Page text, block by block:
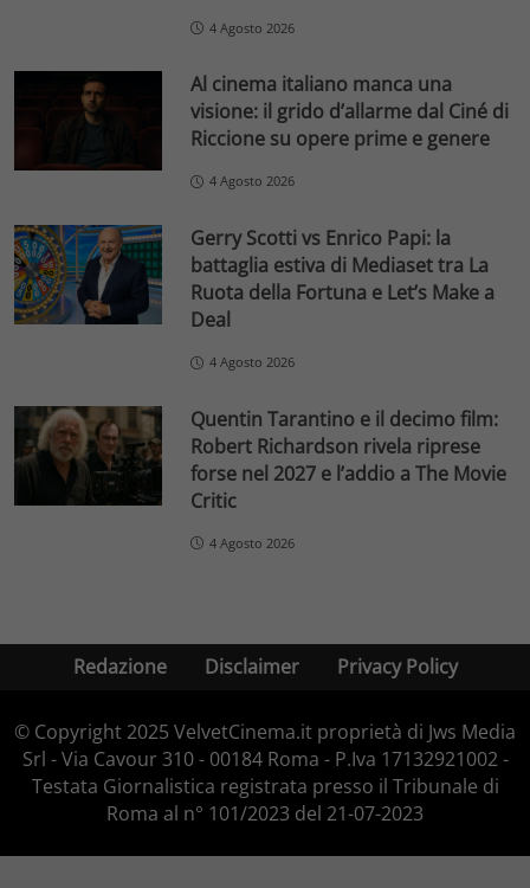
4 Agosto 2026
Al cinema italiano manca una
visione: il grido d’allarme dal Ciné di
Riccione su opere prime e genere
4 Agosto 2026
Gerry Scotti vs Enrico Papi: la
battaglia estiva di Mediaset tra La
Ruota della Fortuna e Let’s Make a
Deal
4 Agosto 2026
Quentin Tarantino e il decimo film:
Robert Richardson rivela riprese
forse nel 2027 e l’addio a The Movie
Critic
4 Agosto 2026
Redazione Disclaimer Privacy Policy
© Copyright 2025 VelvetCinema.it proprietà di Jws Media
Srl - Via Cavour 310 - 00184 Roma - P.Iva 17132921002 -
Testata Giornalistica registrata presso il Tribunale di
Roma al n° 101/2023 del 21-07-2023